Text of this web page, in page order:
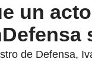
un
de Defensa,